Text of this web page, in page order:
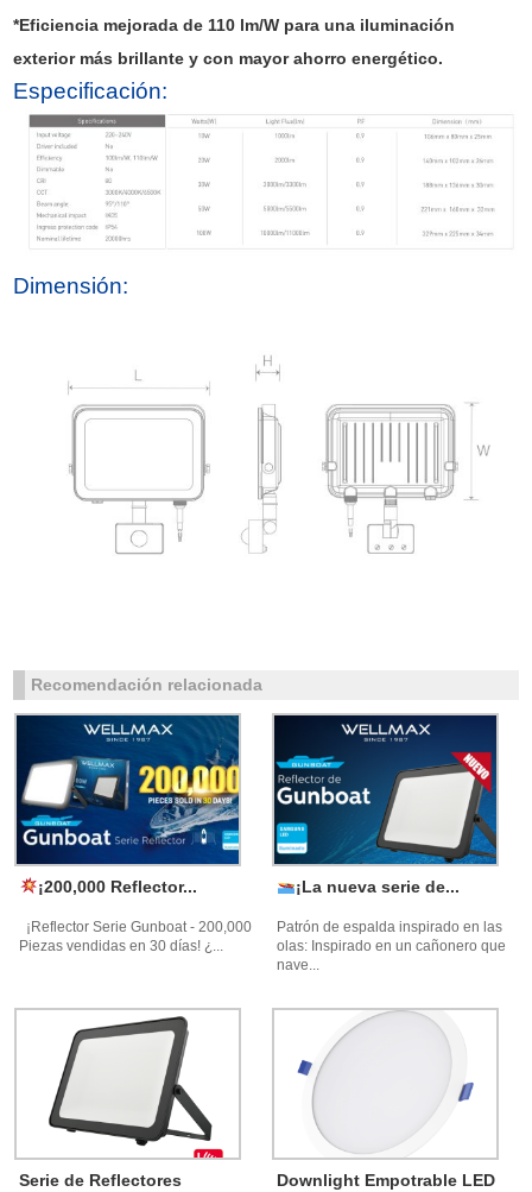
*Eficiencia mejorada de 110 lm/W para una iluminación
exterior más brillante y con mayor ahorro energético.
Especificación:
Dimensión:
Recomendación relacionada
¡200,000 Reflector...
¡Reflector Serie Gunboat - 200,000
Piezas vendidas en 30 días! ¿...
¡La nueva serie de...
Patrón de espalda inspirado en las
olas: Inspirado en un cañonero que
nave...
Serie de Reflectores
Downlight Empotrable LED